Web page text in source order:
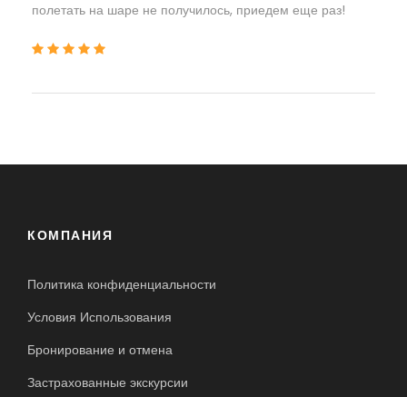
полетать на шаре не получилось, приедем еще раз!
КОМПАНИЯ
Политика конфиденциальности
Условия Использования
Бронирование и отмена
Застрахованные экскурсии